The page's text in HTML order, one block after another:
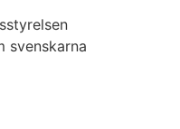
svenskarna